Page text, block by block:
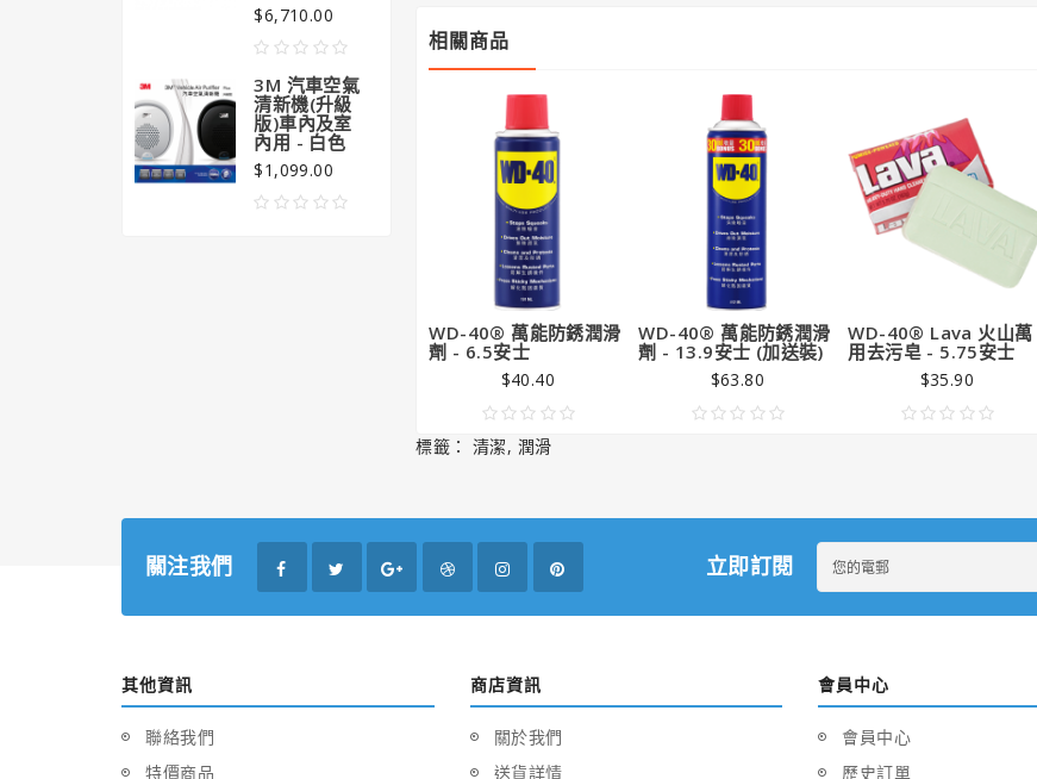
$6,710.00
3M 汽車空氣
清新機(升級
版)車內及室
內用 - 白色
$1,099.00
相關商品
WD-40® 萬能防銹潤滑
劑 - 6.5安士
$40.40
WD-40® 萬能防銹潤滑
劑 - 13.9安士 (加送裝)
$63.80
WD-40® Lava 火山萬
用去污皂 - 5.75安士
$35.90
標籤： 清潔, 潤滑
關注我們 立即訂閱
其他資訊
聯絡我們
特價商品
商店資訊
關於我們
送貨詳情
會員中心
會員中心
歷史訂單